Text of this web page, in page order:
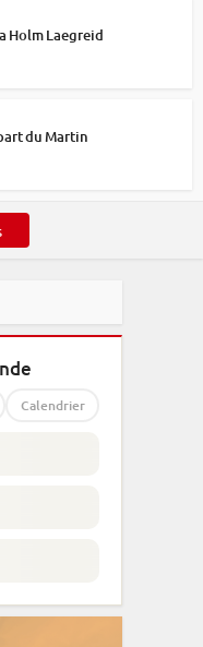
Holm Laegreid
du Martin
Calendrier